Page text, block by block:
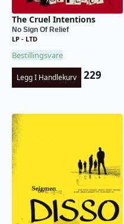
The Cruel Intentions
No Sign Of Relief
LP - LTD
Bestillingsvare
Legg I Handlekurv 229